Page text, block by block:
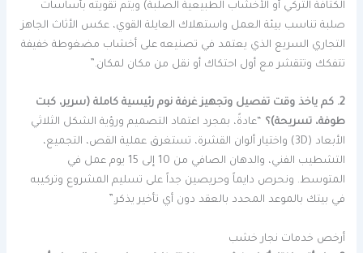
الكثافة التركي أو الأخشاب الطبيعية الصلبة) ويتم تقويته بأساسات
صلبة تناسب بيئة العمل واستهلاك العايلة القوي، عكس الأثاث الجاهز
التجاري السريع الذي يعتمد في تصنيعه على أخشاب مضغوطة خفيفة
تتفكك وتتقشر مع أول احتكاك أو نقل من مكان لمكان.”
2. كم ياخذ وقت تفصيل وتجهيز غرفة نوم رئيسية كاملة (سرير، كبت
طوفة، تسريحة)؟
“عادةً، بمجرد اعتماد التصميم ورؤية الشكل الثلاثي
الأبعاد (3D) واختيار ألوان القشرة، تستغرق عملية القص، التجميع،
التشطيب الفني، والدهان الصافي من 10 إلى 15 يوم عمل في
المتوسط. ونحرص دايماً وحريصين جداً على تسليم المشروع وتركيبه
في بيتك بالموعد المحدد بالعقد دون أي تأخير يذكر.”
أرخص خدمات نجار خشب